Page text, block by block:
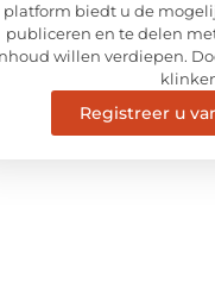
platform biedt u de
publiceren en te delen
willen verdiepen.
Registreer u